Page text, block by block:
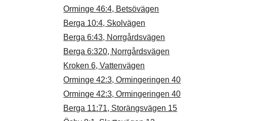
Orminge 46:4, Betsövägen
Berga 10:4, Skolvägen
Berga 6:43, Norrgårdsvägen
Berga 6:320, Norrgårdsvägen
Kroken 6, Vattenvägen
Orminge 42:3, Ormingeringen 40
Orminge 42:3, Ormingeringen 40
Berga 11:71, Storängsvägen 15